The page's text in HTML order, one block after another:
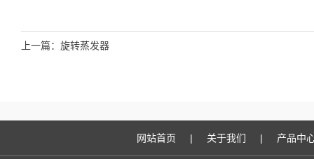
上一篇： 旋转蒸发器
网站首页 | 关于我们 | 产品中